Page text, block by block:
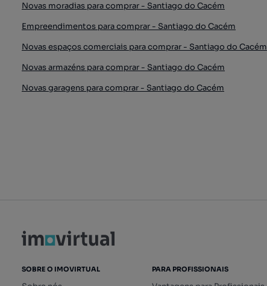
Novas moradias para comprar - Santiago do Cacém
Empreendimentos para comprar - Santiago do Cacém
Novas espaços comerciais para comprar - Santiago do Cacém
Novas armazéns para comprar - Santiago do Cacém
Novas garagens para comprar - Santiago do Cacém
SOBRE O IMOVIRTUAL PARA PROFISSIONAIS